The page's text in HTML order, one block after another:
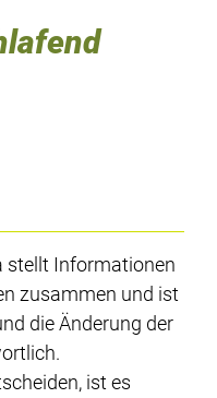
stellt Informationen
zusammen und ist
die Änderung der
ist es